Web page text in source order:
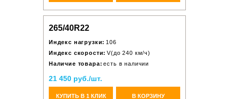
265/40R22
Индекс нагрузки: 106
Индекс скорости: V(до 240 км/ч)
Наличие товара: есть в наличии
21 450 руб./шт.
КУПИТЬ В 1 КЛИК В КОРЗИНУ